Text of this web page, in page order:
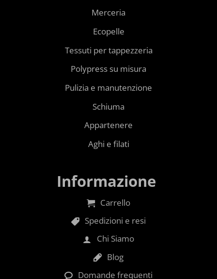
Merceria
Ecopelle
Tessuti per tappezzeria
Polypress su misura
Pulizia e manutenzione
Schiuma
Appartenere
Aghi e filati
Informazione
Carrello
Spedizioni e resi
Chi Siamo
Blog
Domande frequenti